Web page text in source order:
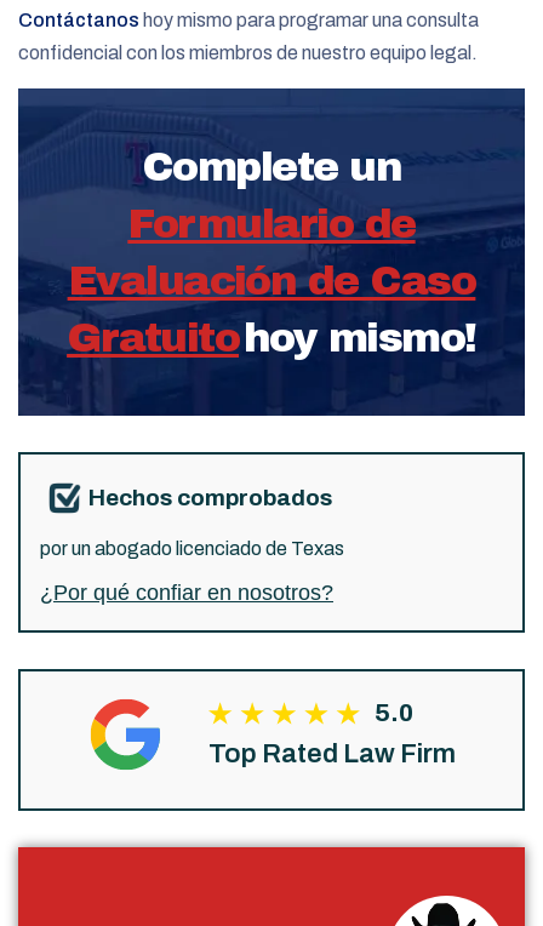
Contáctanos hoy mismo para programar una consulta
confidencial con los miembros de nuestro equipo legal.
Complete un
Formulario de
Evaluación de Caso
Gratuitohoy mismo!
Hechos comprobados
por un abogado licenciado de Texas
¿Por qué confiar en nosotros?
5.0
Top Rated Law Firm